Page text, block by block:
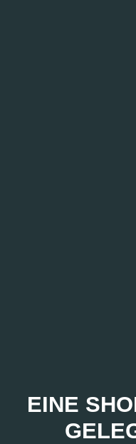
EINE